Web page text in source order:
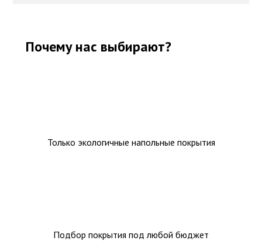
Почему нас выбирают?
Только экологичные напольные покрытия
Подбор покрытия под любой бюджет